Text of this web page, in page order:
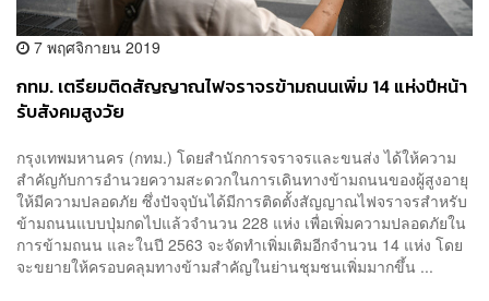
7 พฤศจิกายน 2019
กทม. เตรียมติดสัญญาณไฟจราจรข้ามถนนเพิ่ม 14 แห่งปีหน้า
รับสังคมสูงวัย
กรุงเทพมหานคร (กทม.) โดยสำนักการจราจรและขนส่ง ได้ให้ความ
สำคัญกับการอำนวยความสะดวกในการเดินทางข้ามถนนของผู้สูงอายุ
ให้มีความปลอดภัย ซึ่งปัจจุบันได้มีการติดตั้งสัญญาณไฟจราจรสำหรับ
ข้ามถนนแบบปุ่มกดไปแล้วจำนวน 228 แห่ง เพื่อเพิ่มความปลอดภัยใน
การข้ามถนน และในปี 2563 จะจัดทำเพิ่มเติมอีกจำนวน 14 แห่ง โดย
จะขยายให้ครอบคลุมทางข้ามสำคัญในย่านชุมชนเพิ่มมากขึ้น ...